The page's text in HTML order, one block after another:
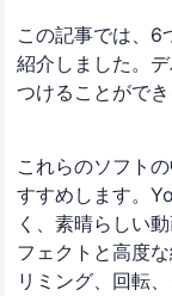
この記事では、6
紹介しました。
つけることができ
これらのソフト
すすめします。
く、素晴らしい
フェクトと高度
リミング、回転